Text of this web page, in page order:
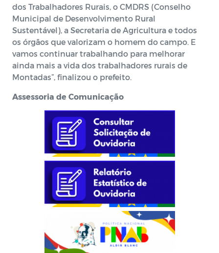
dos Trabalhadores Rurais, o CMDRS (Conselho
Municipal de Desenvolvimento Rural
Sustentável), a Secretaria de Agricultura e todos
os órgãos que valorizam o homem do campo. E
vamos continuar trabalhando para melhorar
ainda mais a vida dos trabalhadores rurais de
Montadas”, finalizou o prefeito.
Assessoria de Comunicação